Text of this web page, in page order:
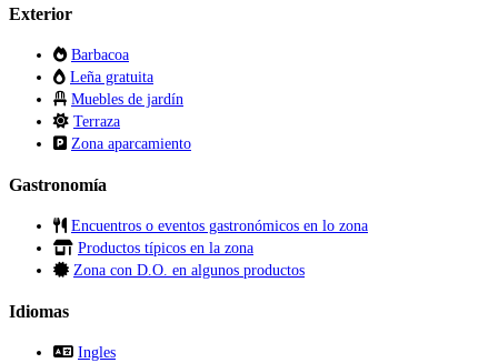
Exterior
Barbacoa
Leña gratuita
Muebles de jardín
Terraza
Zona aparcamiento
Gastronomía
Encuentros o eventos gastronómicos en lo zona
Productos típicos en la zona
Zona con D.O. en algunos productos
Idiomas
Ingles